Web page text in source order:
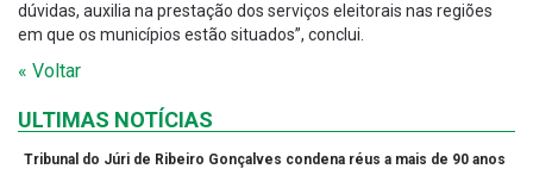
dúvidas, auxilia na prestação dos serviços eleitorais nas regiões
em que os municípios estão situados”, conclui.
« Voltar
ULTIMAS NOTÍCIAS
Tribunal do Júri de Ribeiro Gonçalves condena réus a mais de 90 anos